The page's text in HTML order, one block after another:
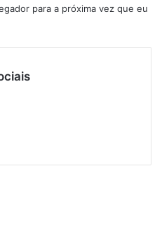
o
s
para a próxima vez que eu